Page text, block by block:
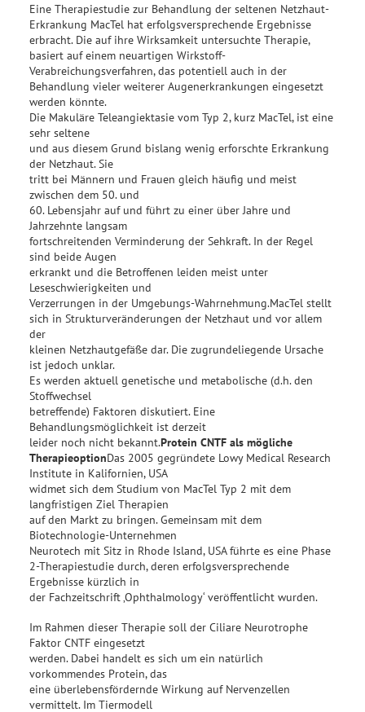
Eine Therapiestudie zur Behandlung der seltenen Netzhaut-
Erkrankung MacTel hat erfolgsversprechende Ergebnisse
erbracht. Die auf ihre Wirksamkeit untersuchte Therapie,
basiert auf einem neuartigen Wirkstoff-
Verabreichungsverfahren, das potentiell auch in der
Behandlung vieler weiterer Augenerkrankungen eingesetzt
werden könnte.
Die Makuläre Teleangiektasie vom Typ 2, kurz MacTel, ist eine
sehr seltene
und aus diesem Grund bislang wenig erforschte Erkrankung
der Netzhaut. Sie
tritt bei Männern und Frauen gleich häufig und meist
zwischen dem 50. und
60. Lebensjahr auf und führt zu einer über Jahre und
Jahrzehnte langsam
fortschreitenden Verminderung der Sehkraft. In der Regel
sind beide Augen
erkrankt und die Betroffenen leiden meist unter
Leseschwierigkeiten und
Verzerrungen in der Umgebungs-Wahrnehmung.MacTel stellt
sich in Strukturveränderungen der Netzhaut und vor allem
der
kleinen Netzhautgefäße dar. Die zugrundeliegende Ursache
ist jedoch unklar.
Es werden aktuell genetische und metabolische (d.h. den
Stoffwechsel
betreffende) Faktoren diskutiert. Eine
Behandlungsmöglichkeit ist derzeit
leider noch nicht bekannt.Protein CNTF als mögliche
TherapieoptionDas 2005 gegründete Lowy Medical Research
Institute in Kalifornien, USA
widmet sich dem Studium von MacTel Typ 2 mit dem
langfristigen Ziel Therapien
auf den Markt zu bringen. Gemeinsam mit dem
Biotechnologie-Unternehmen
Neurotech mit Sitz in Rhode Island, USA führte es eine Phase
2-Therapiestudie durch, deren erfolgsversprechende
Ergebnisse kürzlich in
der Fachzeitschrift ‚Ophthalmology‘ veröffentlicht wurden.
Im Rahmen dieser Therapie soll der Ciliare Neurotrophe
Faktor CNTF eingesetzt
werden. Dabei handelt es sich um ein natürlich
vorkommendes Protein, das
eine überlebensfördernde Wirkung auf Nervenzellen
vermittelt. Im Tiermodell